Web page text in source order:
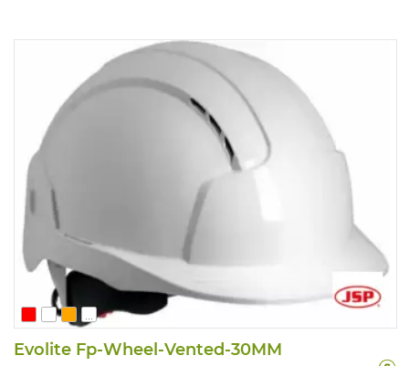
Maten: 35-48.
...
Evolite Fp-Wheel-Vented-30MM